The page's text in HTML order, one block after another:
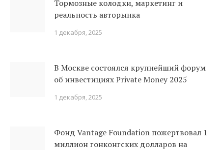
Тормозные колодки, маркетинг и
реальность авторынка
1 декабря, 2025
В Москве состоялся крупнейший форум
об инвестициях Private Money 2025
1 декабря, 2025
Фонд Vantage Foundation пожертвовал 1
миллион гонконгских долларов на